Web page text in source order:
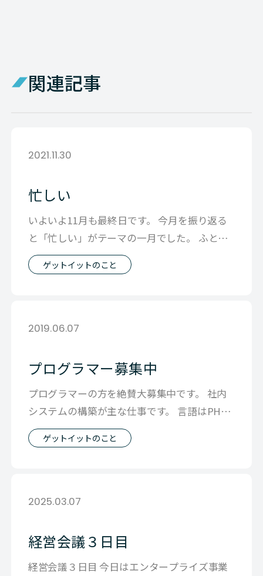
関連記事
2021.11.30
忙しい
いよいよ11月も最終日です。 今月を振り返る
と「忙しい」がテーマの一月でした。 ふとし
たことで「いやー 忙しくて」と発言
ゲットイットのこと
2019.06.07
プログラマー募集中
プログラマーの方を絶賛大募集中です。 社内
システムの構築が主な仕事です。 言語はPHP
です。 https://www.w
ゲットイットのこと
2025.03.07
経営会議３日目
経営会議３日目 今日はエンタープライズ事業